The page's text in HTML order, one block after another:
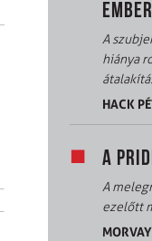
A
hiánya
HACK
A
A
ezelőtt